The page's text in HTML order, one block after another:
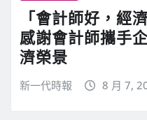
「會計師好，
感謝會計師攜手
濟榮景
新一代時報 8 月 7,